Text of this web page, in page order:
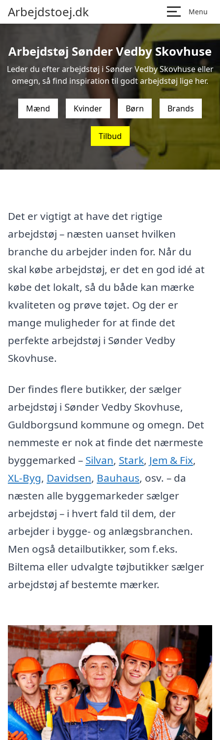
Arbejdstoej.dk Menu
Arbejdstøj Sønder Vedby Skovhuse
Leder du efter arbejdstøj i Sønder Vedby Skovhuse eller
omegn, så find inspiration til godt arbejdstøj lige her.
Mænd Kvinder Børn Brands
Tilbud
Det er vigtigt at have det rigtige
arbejdstøj – næsten uanset hvilken
branche du arbejder inden for. Når du
skal købe arbejdstøj, er det en god idé at
købe det lokalt, så du både kan mærke
kvaliteten og prøve tøjet. Og der er
mange muligheder for at finde det
perfekte arbejdstøj i Sønder Vedby
Skovhuse.
Der findes flere butikker, der sælger
arbejdstøj i Sønder Vedby Skovhuse,
Guldborgsund kommune og omegn. Det
nemmeste er nok at finde det nærmeste
byggemarked – Silvan, Stark, Jem & Fix,
XL-Byg, Davidsen, Bauhaus, osv. – da
næsten alle byggemarkeder sælger
arbejdstøj – i hvert fald til dem, der
arbejder i bygge- og anlægsbranchen.
Men også detailbutikker, som f.eks.
Biltema eller udvalgte tøjbutikker sælger
arbejdstøj af bestemte mærker.